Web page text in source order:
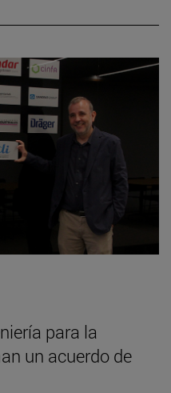
para la
un acuerdo de